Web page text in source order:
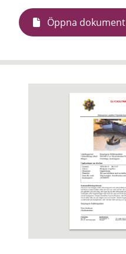
Öppna dokument